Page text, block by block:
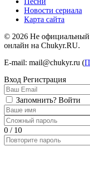
Новости сериала
Карта сайта
© 2026 Не официальный
онлайн на Chukyr.RU.
E-mail: mail@chukyr.ru (
Вход Регистрация
Запомнить? Войти
0 / 10